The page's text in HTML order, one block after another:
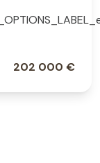
202 000 €